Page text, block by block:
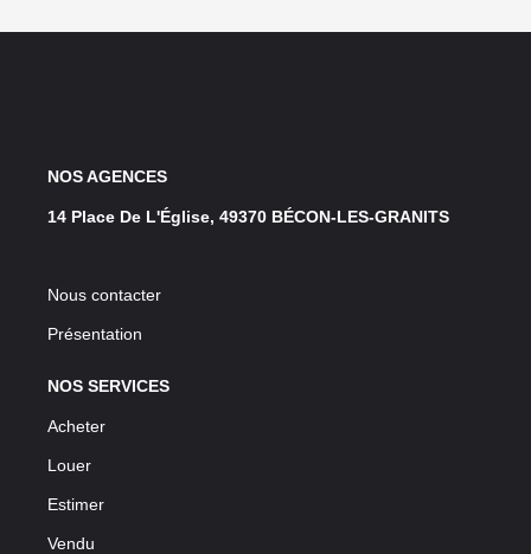
NOS AGENCES
14 Place De L'Église, 49370 BÉCON-LES-GRANITS
Nous contacter
Présentation
NOS SERVICES
Acheter
Louer
Estimer
Vendu